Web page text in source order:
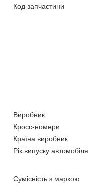
Код запчастини
Виробник
Кросс-номери
Країна виробник
Рік випуску автомобіля
Сумісність з маркою